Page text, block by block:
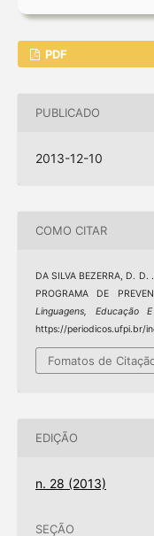
PDF
PUBLICADO
2013-12-10
COMO CITAR
DA SILVA BEZERRA, D.
PROGRAMA DE
Linguagens, Educação
https://periodicos.ufpi.br/
Fomatos de
EDIÇÃO
n. 28 (2013)
SEÇÃO